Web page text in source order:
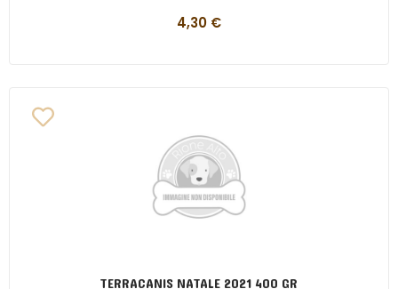
4,30 €
TERRACANIS NATALE 2021 400 GR